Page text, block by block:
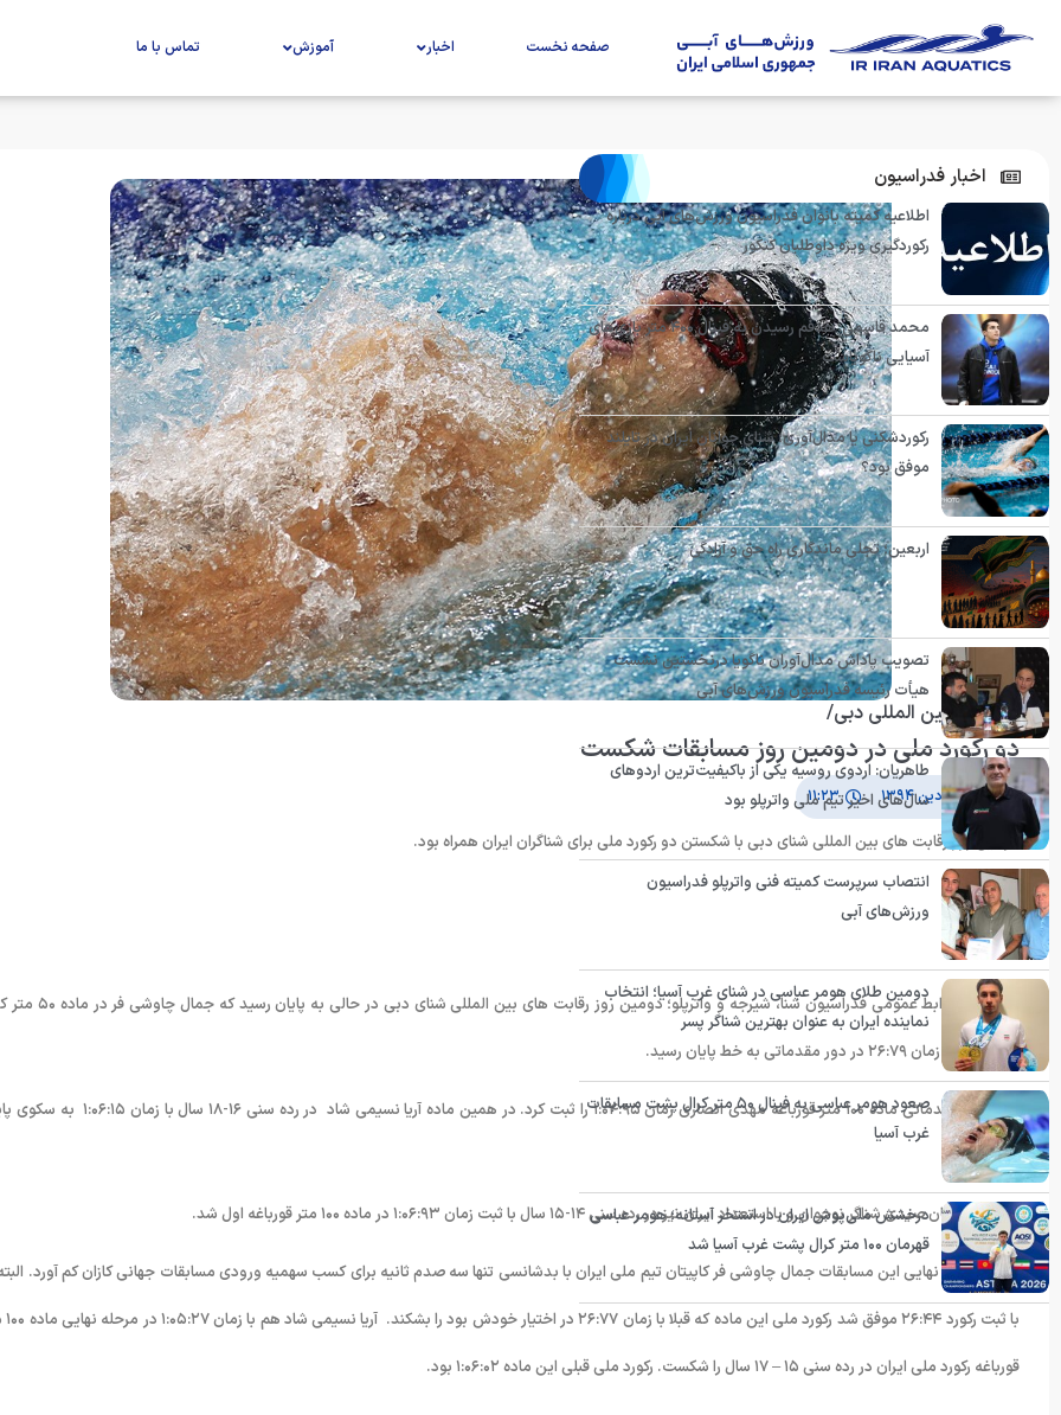
صفحه نخست اخبار آموزش تماس با ما
مسابقات بین المللی دبی/
دو رکورد ملی در دومین روز مسابقات شکست
۱۴ فروردین ۱۳۹۴ ۱۱:۲۳
دومین روز رقابت های بین المللی شنای دبی با شکستن دو رکورد ملی برای شناگران ایران همراه بود.
به گزارش روابط عمومی فدراسیون شنا، شیرجه و واترپلو؛ دومین روز رقابت های بین
پشت با ثبت زمان ۲۶:۷۹ در دور مقدماتی به خط پایان رسید.
در مرحله مقدماتی ماده ۱۰۰ متر قورباغه مهدی انصاری زمان ۱:۰۴:۹۵ را ثبت کرد. در همین ماده آریا نسیمی شاد در رده سنی ۱۶-
رسید.
همچنین آرمان صیدی شناگر نوجوان و با استعداد ایران نیز در رده سنی ۱۴-۱۵ سال با ثبت زمان ۱:۰۶:۹۳ در ماده ۱۰۰ متر قورباغه اول شد.
اما در مرحله نهایی این مسابقات جمال چاوشی فر کاپیتان تیم ملی ایران با بدشانسی تنها سه صدم ثانیه برای کسب سهمیه ورودی مسابقات جهانی کازان کم آورد.
با ثبت رکورد ۲۶:۴۴ موفق
قورباغه رکورد ملی ایران در رده سنی ۱۵ – ۱۷ سال را شکست. رکورد ملی قبلی این ماده ۱:۰۶:۰۲ بود.
اخبار فدراسیون
اطلاعیه کمیته بانوان فدراسیون ورزش‌های آبی درباره
رکوردگیری ویژه داوطلبان کنکور
محمد قاسمی: هدفم رسیدن به فینال ۴۰۰ متر بازی‌های
آسیایی ناگویاست
رکوردشکنی یا مدال‌آوری؛ شنای جوانان ایران در تایلند
موفق بود؟
اربعین؛ تجلی ماندگاری راه حق و آزادگی
تصویب پاداش مدال‌آوران ناگویا درنخستین نشست
هیأت رئیسه فدراسیون ورزش‌های آبی
طاهریان: اردوی روسیه یکی از باکیفیت‌ترین اردوهای
سال‌های اخیر تیم ملی واترپلو بود
انتصاب سرپرست کمیته فنی واترپلو فدراسیون
ورزش‌های آبی
دومین طلای هومر عباسی در شنای غرب آسیا؛ انتخاب
نماینده ایران به عنوان بهترین شناگر پسر
صعود هومر عباسی به فینال ۵۰ متر کرال پشت مسابقات
غرب آسیا
درخشش ملی‌پوش ایران در استخر آستانه؛ هومر عباسی
قهرمان ۱۰۰ متر کرال پشت غرب آسیا شد